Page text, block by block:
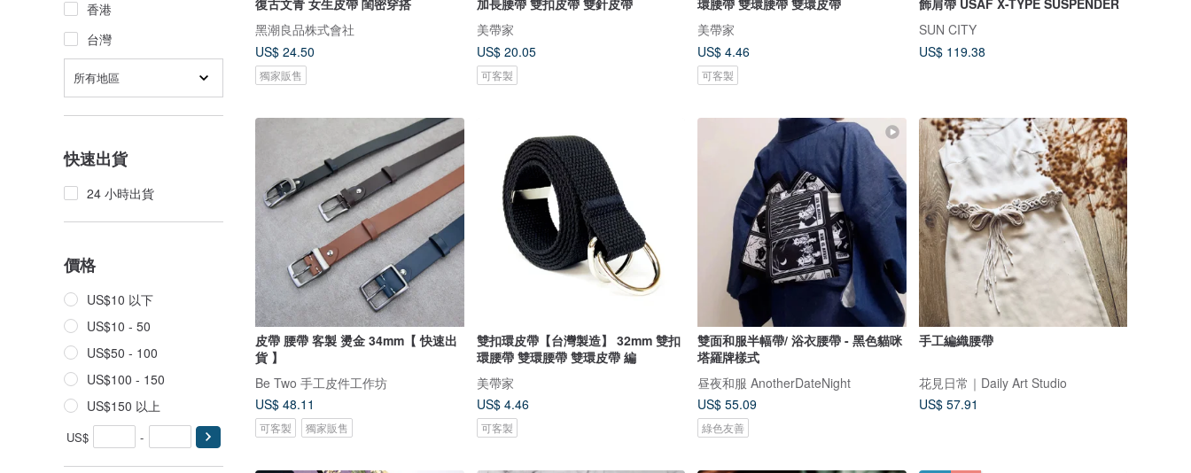
香港
台灣
所有地區
快速出貨
24 小時出貨
價格
US$10 以下
US$10 - 50
US$50 - 100
US$100 - 150
US$150 以上
US$ -
復古文青 女生皮帶 閨密穿搭
黑潮良品株式會社
US$ 24.50
獨家販售
加長腰帶 雙扣皮帶 雙針皮帶
美帶家
US$ 20.05
可客製
環腰帶 雙環腰帶 雙環皮帶
美帶家
US$ 4.46
可客製
飾肩帶 USAF X-TYPE SUSPENDER
SUN CITY
US$ 119.38
皮帶 腰帶 客製 燙金 34mm【 快速出
貨 】
Be Two 手工皮件工作坊
US$ 48.11
可客製 獨家販售
雙扣環皮帶【台灣製造】 32mm 雙扣
環腰帶 雙環腰帶 雙環皮帶 編
美帶家
US$ 4.46
可客製
雙面和服半幅帶/ 浴衣腰帶 - 黑色貓咪
塔羅牌樣式
昼夜和服 AnotherDateNight
US$ 55.09
綠色友善
手工編織腰帶
花見日常｜Daily Art Studio
US$ 57.91